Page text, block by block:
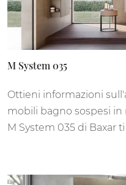
M System 035
Ottieni informazioni
mobili bagno sospesi
M System 035 di Baxar